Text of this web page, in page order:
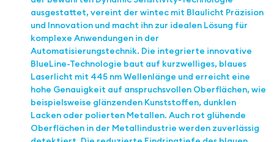
ausgestattet, vereint der wintec mit Blaulicht Präzision
und Innovation und macht ihn zur idealen Lösung für
komplexe Anwendungen in der
Automatisierungstechnik. Die integrierte innovative
BlueLine-Technologie baut auf kurzwelliges, blaues
Laserlicht mit 445 nm Wellenlänge und erreicht eine
hohe Genauigkeit auf anspruchsvollen Oberflächen, wie
beispielsweise glänzenden Kunststoffen, dunklen
Lacken oder polierten Metallen. Auch rot glühende
Oberflächen in der Metallindustrie werden zuverlässig